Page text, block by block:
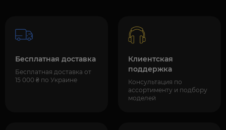
Бесплатная доставка
Бесплатная доставка от
15 000 ₴ по Украине
Клиентская
поддержка
Консультация по
ассортименту и подбору
моделей